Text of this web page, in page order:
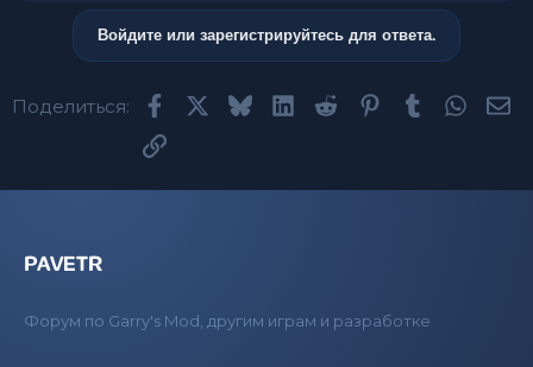
Войдите или зарегистрируйтесь для ответа.
Поделиться: FacebookX (Twitter)
BlueskyLinkedIn
Reddit PinterestTumblr
Ссылка
PAVETR
Форум по Garry's Mod, другим играм и разработке